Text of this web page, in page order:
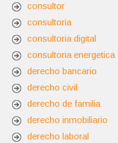
consultor
consultoria
consultoria digital
consultoria energetica
derecho bancario
derecho civil
derecho de familia
derecho inmobiliario
derecho laboral